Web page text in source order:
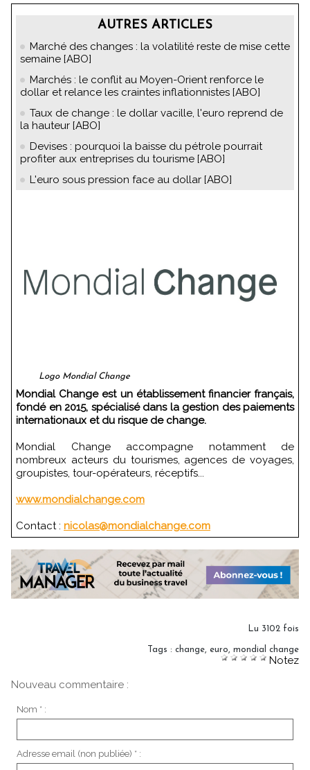
AUTRES ARTICLES
Marché des changes : la volatilité reste de mise cette
semaine [ABO]
Marchés : le conflit au Moyen-Orient renforce le
dollar et relance les craintes inflationnistes [ABO]
Taux de change : le dollar vacille, l'euro reprend de
la hauteur [ABO]
Devises : pourquoi la baisse du pétrole pourrait
profiter aux entreprises du tourisme [ABO]
L'euro sous pression face au dollar [ABO]
Logo Mondial Change
Mondial Change est un établissement financier français,
fondé en 2015, spécialisé dans la gestion des paiements
internationaux et du risque de change.
Mondial Change accompagne notamment de
nombreux acteurs du tourismes, agences de voyages,
groupistes, tour-opérateurs, réceptifs...
www.mondialchange.com
Contact : nicolas@mondialchange.com
Lu 3102 fois
Tags : change, euro, mondial change
Notez
Nouveau commentaire :
Nom * :
Adresse email (non publiée) * :